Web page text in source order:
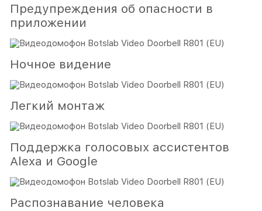
Предупреждения об опасности в
приложении
Ночное видение
Легкий монтаж
Поддержка голосовых ассистентов
Alexa и Google
Распознавание человека